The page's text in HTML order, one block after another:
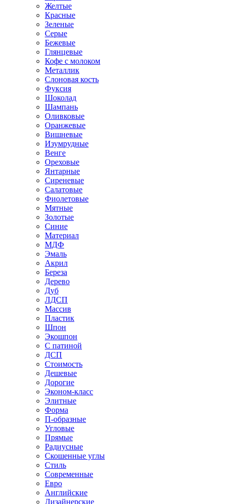
Желтые
Красные
Зеленые
Серые
Бежевые
Глянцевые
Кофе с молоком
Металлик
Слоновая кость
Фуксия
Шоколад
Шампань
Оливковые
Оранжевые
Вишневые
Изумрудные
Венге
Ореховые
Янтарные
Сиреневые
Салатовые
Фиолетовые
Мятные
Золотые
Синие
Материал
МДФ
Эмаль
Акрил
Береза
Дерево
Дуб
ЛДСП
Массив
Пластик
Шпон
Экошпон
С патиной
ДСП
Стоимость
Дешевые
Дорогие
Эконом-класс
Элитные
Форма
П-образные
Угловые
Прямые
Радиусные
Скошенные углы
Стиль
Современные
Евро
Английские
Дизайнерские